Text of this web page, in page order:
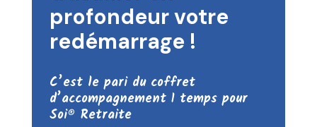
profondeur votre
redémarrage !
C’est le pari du coffret
d’accompagnement 1 temps pour
Soi® Retraite